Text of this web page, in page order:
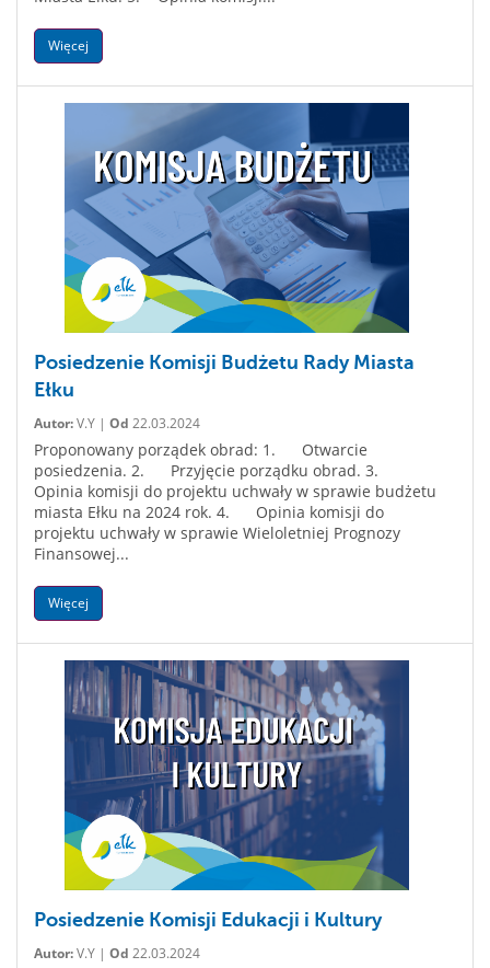
Więcej
Posiedzenie Komisji Budżetu Rady Miasta
Ełku
Autor:V.Y | Od 22.03.2024
Proponowany porządek obrad: 1. Otwarcie
posiedzenia. 2. Przyjęcie porządku obrad. 3.
Opinia komisji do projektu uchwały w sprawie budżetu
miasta Ełku na 2024 rok. 4. Opinia komisji do
projektu uchwały w sprawie Wieloletniej Prognozy
Finansowej...
Więcej
Posiedzenie Komisji Edukacji i Kultury
Autor:V.Y | Od 22.03.2024